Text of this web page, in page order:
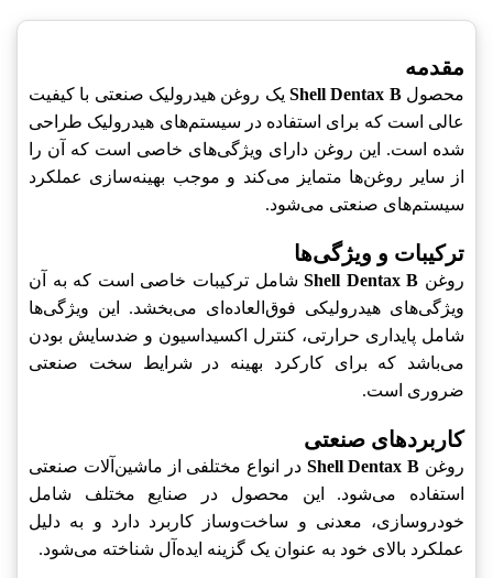
مقدمه
محصولShell Dentax B یک روغن هیدرولیک صنعتی با کیفیت
عالی است که برای استفاده در سیستم‌های هیدرولیک طراحی
شده است. این روغن دارای ویژگی‌های خاصی است که آن را
از سایر روغن‌ها متمایز می‌کند و موجب بهینه‌سازی عملکرد
سیستم‌های صنعتی می‌شود.
ترکیبات و ویژگی‌ها
روغن Shell Dentax Bشامل ترکیبات خاصی است که به آن
ویژگی‌های هیدرولیکی فوق‌العاده‌ای می‌بخشد. این ویژگی‌ها
شامل پایداری حرارتی، کنترل اکسیداسیون و ضدسایش بودن
می‌باشد که برای کارکرد بهینه در شرایط سخت صنعتی
ضروری است.
کاربردهای صنعتی
روغن Shell Dentax B در انواع مختلفی از ماشین‌آلات صنعتی
استفاده می‌شود. این محصول در صنایع مختلف شامل
خودروسازی، معدنی و ساخت‌وساز کاربرد دارد و به دلیل
عملکرد بالای خود به عنوان یک گزینه ایده‌آل شناخته می‌شود.